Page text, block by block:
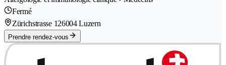
Fermé
Zürichstrasse 126004 Luzern
Prendre rendez-vous